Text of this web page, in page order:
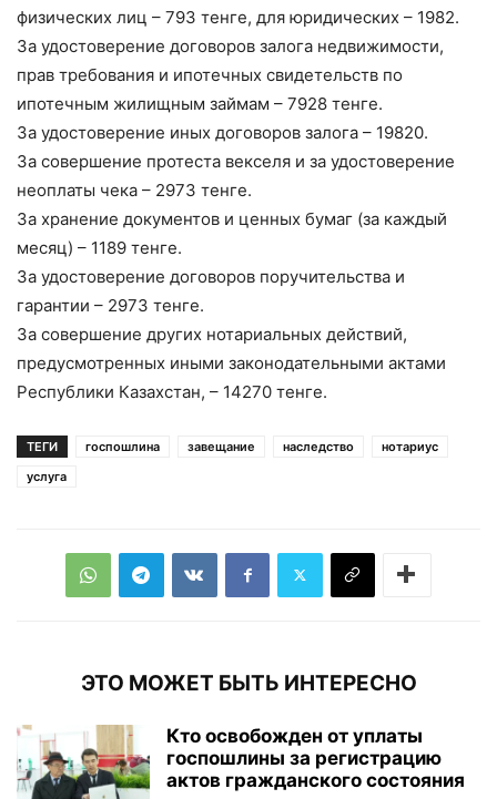
физических лиц – 793 тенге, для юридических – 1982.
За удостоверение договоров залога недвижимости,
прав требования и ипотечных свидетельств по
ипотечным жилищным займам – 7928 тенге.
За удостоверение иных договоров залога – 19820.
За совершение протеста векселя и за удостоверение
неоплаты чека – 2973 тенге.
За хранение документов и ценных бумаг (за каждый
месяц) – 1189 тенге.
За удостоверение договоров поручительства и
гарантии – 2973 тенге.
За совершение других нотариальных действий,
предусмотренных иными законодательными актами
Республики Казахстан, – 14270 тенге.
ТЕГИ госпошлина завещание наследство
нотариус
услуга
ЭТО МОЖЕТ БЫТЬ ИНТЕРЕСНО
Кто освобожден от уплаты
госпошлины за регистрацию
актов гражданского состояния